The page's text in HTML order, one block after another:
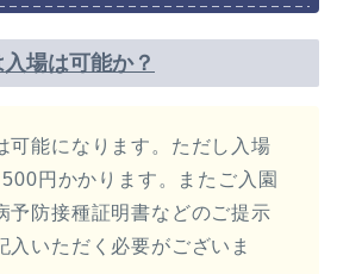
場は可能か？
可能になります。ただし入場
円かかります。またご入園
予防接種証明書などのご提示
入いただく必要がございま